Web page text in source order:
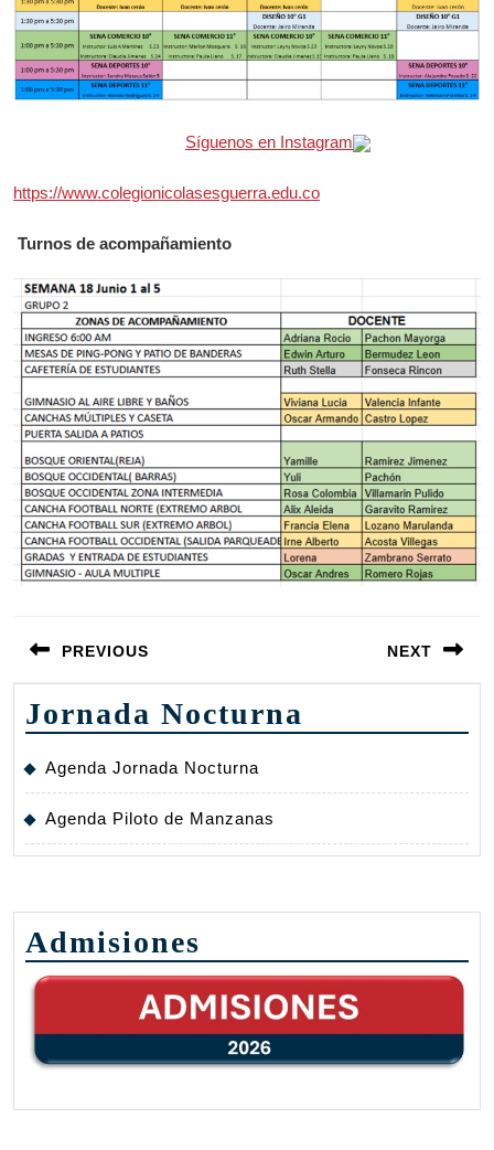
Síguenos en Instagram
https://www.colegionicolasesguerra.edu.co
Turnos de acompañamiento
de
entradas
PREVIOUS
anterior:
NEXT
entrada:
Jornada Nocturna
Agenda Jornada Nocturna
Agenda Piloto de Manzanas
Admisiones